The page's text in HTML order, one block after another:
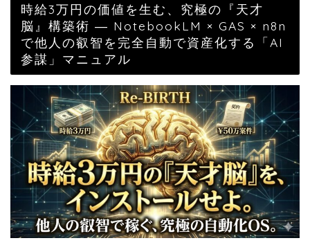
時給3万円の価値を生む、究極の『天才
脳』構築術 ― NotebookLM × GAS × n8n
で他人の叡智を完全自動で資産化する「AI
参謀」マニュアル